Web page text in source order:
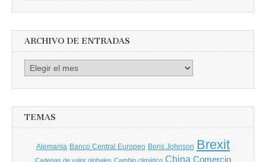
ARCHIVO DE ENTRADAS
Archivo
TEMAS
Alemania Banco Central Europeo Boris Johnson Brexit
Cadenas de valor globales Cambio climático China Comercio